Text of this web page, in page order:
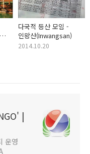
다국적 등산 모임 -
인왕산(Inwangsan)
2014.10.20
|
운영